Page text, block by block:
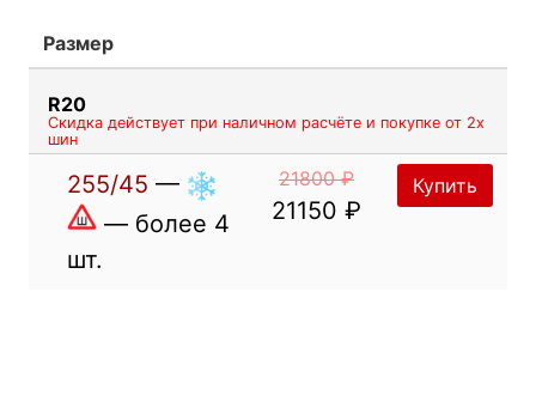
Размер
R20
Скидка действует при наличном расчёте и покупке от 2х
шин
255/45 —
— более 4
шт.
21800 ₽
21150 ₽
Купить